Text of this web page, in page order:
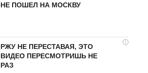
НЕ ПОШЕЛ НА МОСКВУ
i
РЖУ НЕ ПЕРЕСТАВАЯ, ЭТО
ВИДЕО ПЕРЕСМОТРИШЬ НЕ
РАЗ